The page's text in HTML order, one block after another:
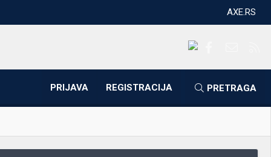
AXE.RS
PRIJAVA REGISTRACIJA PRETRAGA